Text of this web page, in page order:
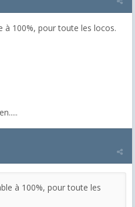
à 100%, pour toute les locos.
à 100%, pour toute les